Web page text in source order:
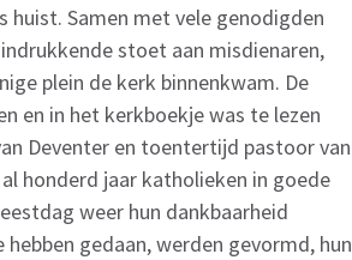
huist. Samen met vele genodigden
stoet aan misdienaren,
plein de kerk binnenkwam. De
en in het kerkboekje was te lezen
Deventer en toentertijd pastoor van
honderd jaar katholieken in goede
weer hun dankbaarheid
gedaan, werden gevormd, hun